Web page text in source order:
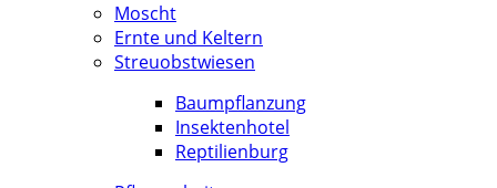
Moscht
Ernte und Keltern
Streuobstwiesen
Baumpflanzung
Insektenhotel
Reptilienburg